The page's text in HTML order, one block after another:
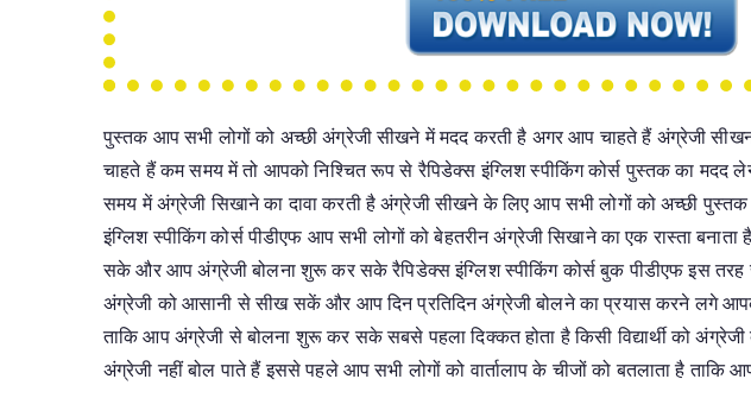
पुस्तक आप सभी लोगों को अच्छी अंग्रेजी सीखने में मदद करती है अगर आप चाहते हैं अंग्रेजी
चाहते हैं कम समय में तो आपको निश्चित रूप से रैपिडेक्स इंग्लिश स्पीकिंग कोर्स पुस्तक का मदद
समय में अंग्रेजी सिखाने का दावा करती है अंग्रेजी सीखने के लिए आप सभी लोगों को अच्छी
इंग्लिश स्पीकिंग कोर्स पीडीएफ आप सभी लोगों को बेहतरीन अंग्रेजी सिखाने का एक रास्ता
सके और आप अंग्रेजी बोलना शुरू कर सके रैपिडेक्स इंग्लिश स्पीकिंग कोर्स बुक पीडीएफ इस तरह
अंग्रेजी को आसानी से सीख सकें और आप दिन प्रतिदिन अंग्रेजी बोलने का प्रयास करने लगे
ताकि आप अंग्रेजी से बोलना शुरू कर सके सबसे पहला दिक्कत होता है किसी विद्यार्थी को
अंग्रेजी नहीं बोल पाते हैं इससे पहले आप सभी लोगों को वार्तालाप के चीजों को बतलाता है ताकि